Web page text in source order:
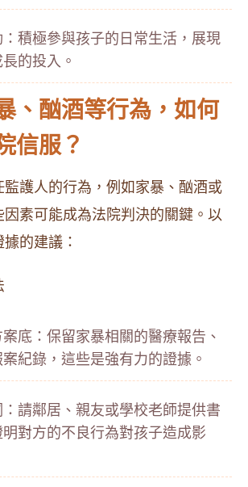
積極參與孩子的日常生活，展現
的投入。
、酗酒等行為，如何
信服？
監護人的行為，例如家暴、酗酒或
素可能成為法院判決的關鍵。以
據的建議：
底：保留家暴相關的醫療報告、
紀錄，這些是強有力的證據。
請鄰居、親友或學校老師提供書
對方的不良行為對孩子造成影